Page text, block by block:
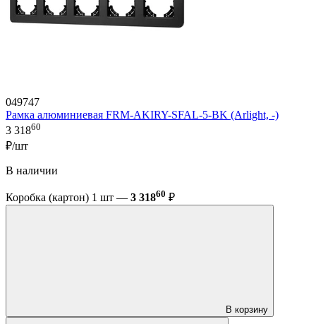
049747
Рамка алюминиевая FRM-AKIRY-SFAL-5-BK (Arlight, -)
3 31860
₽/шт
В наличии
Коробка (картон) 1 шт — 3 31860 ₽
В корзину